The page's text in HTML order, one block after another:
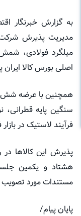
به گزارش خبرنگار
مدیریت پذیرش شرکت
میلگرد فولادی، شمش
اصلی بورس کالا
همچنین با عرضه شش
سنگین پایه
فرآیند لاستیک در
پذیرش این کالا‌ها
هشتاد و یکمین
مستندات مورد تصویب
پایان پیام/